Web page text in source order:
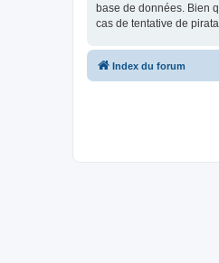
base de données. Bien
cas de tentative de
Index du forum